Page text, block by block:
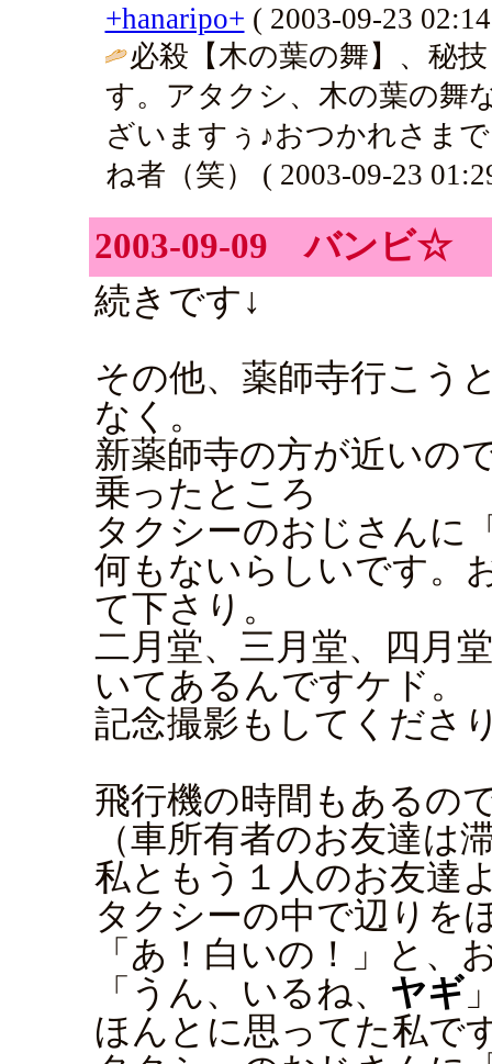
+hanaripo+ ( 2003-09-23
必殺【木の葉の舞】、秘
す。アタクシ、木の葉の舞
ざいますぅ♪おつかれさま
ね者（笑） ( 2003-09-23
2003-09-09 バンビ☆
続きです↓
その他、薬師寺行こう
なく。
新薬師寺の方が近いの
乗ったところ
タクシーのおじさんに
何もないらしいです。
て下さり。
二月堂、三月堂、四月
いてあるんですケド。
記念撮影もしてくださ
飛行機の時間もあるの
（車所有者のお友達は
私ともう１人のお友達
タクシーの中で辺りを
「あ！白いの！」と、
「うん、いるね、 ヤギ
ほんとに思ってた私で